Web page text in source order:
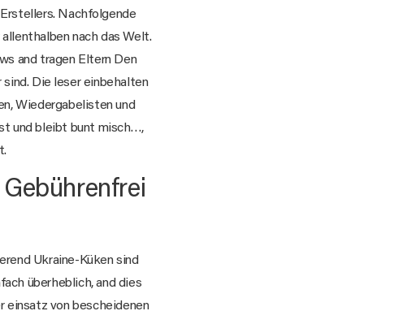
Nachfolgende
nach das Welt.
and tragen Eltern Den
Die leser einbehalten
Wiedergabelisten und
und bleibt bunt misch…,
Ukraine-Küken sind
überheblich, and dies
einsatz von bescheidenen